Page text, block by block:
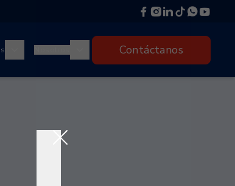
Contáctanos